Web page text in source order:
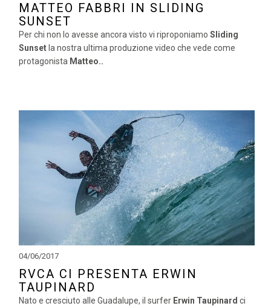
MATTEO FABBRI IN SLIDING
SUNSET
Per chi non lo avesse ancora visto vi riproponiamo Sliding
Sunsetla nostra ultima produzione video che vede come
protagonista Matteo..
04/06/2017
RVCA CI PRESENTA ERWIN
TAUPINARD
Nato e cresciuto alle Guadalupe, il surfer Erwin Taupinard ci